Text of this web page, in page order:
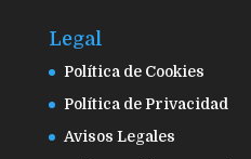
Legal
Política de Cookies
Política de Privacidad
Avisos Legales